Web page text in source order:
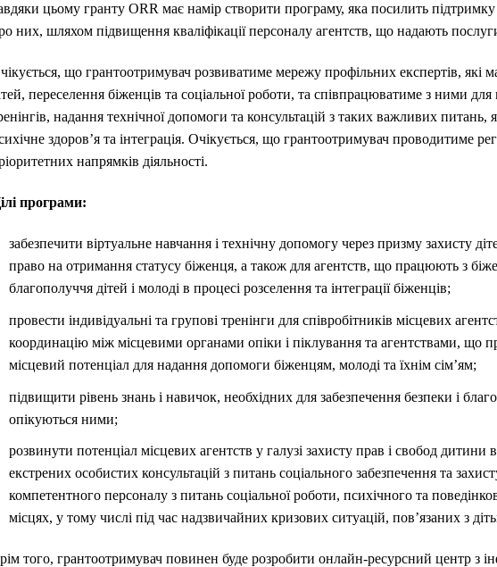
цьому гранту ORR має намір створити програму, яка посилить
них, шляхом підвищення кваліфікації персоналу агентств, що надають
що грантоотримувач розвиватиме мережу профільних експертів, які
переселення біженців та соціальної роботи, та співпрацюватиме з ними
надання технічної допомоги та консультацій з таких важливих питань,
здоров’я та інтеграція. Очікується, що грантоотримувач проводитиме
напрямків діяльності.
програми:
забезпечити віртуальне навчання і технічну допомогу через призму захисту
право на отримання статусу біженця, а також для агентств, що працюють з
благополуччя дітей і молоді в процесі розселення та інтеграції біженців;
провести індивідуальні та групові тренінги для співробітників місцевих
координацію між місцевими органами опіки і піклування та агентствами,
місцевий потенціал для надання допомоги біженцям, молоді та їхнім сім’ям;
підвищити рівень знань і навичок, необхідних для забезпечення безпеки і
опікуються ними;
розвинути потенціал місцевих агентств у галузі захисту прав і свобод дитини
екстрених особистих консультацій з питань соціального забезпечення та
компетентного персоналу з питань соціальної роботи, психічного та
місцях, у тому числі під час надзвичайних кризових ситуацій, пов’язаних з
того, грантоотримувач повинен буде розробити онлайн-ресурсний центр з